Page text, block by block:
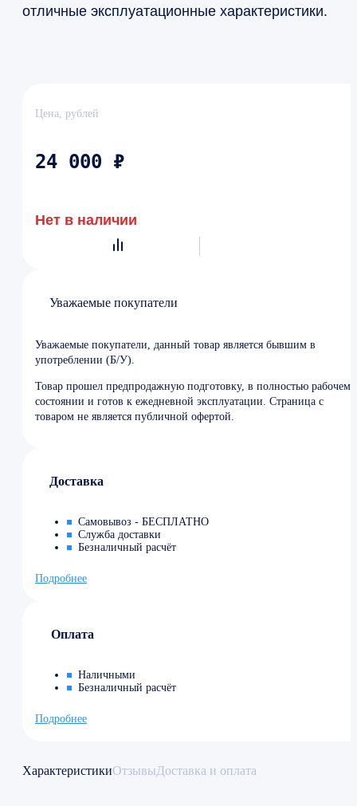
отличные эксплуатационные характеристики.
Цена, рублей
24 000 ₽
Нет в наличии
Уважаемые покупатели
Уважаемые покупатели, данный товар является бывшим в
употреблении (Б/У).
Товар прошел предпродажную подготовку, в полностью рабочем
состоянии и готов к ежедневной эксплуатации. Страница с
товаром не является публичной офертой.
Доставка
Самовывоз - БЕСПЛАТНО
Служба доставки
Безналичный расчёт
Подробнее
Оплата
Наличными
Безналичный расчёт
Подробнее
ХарактеристикиОтзывыДоставка и оплата